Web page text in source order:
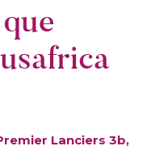
Lanciers 3b,